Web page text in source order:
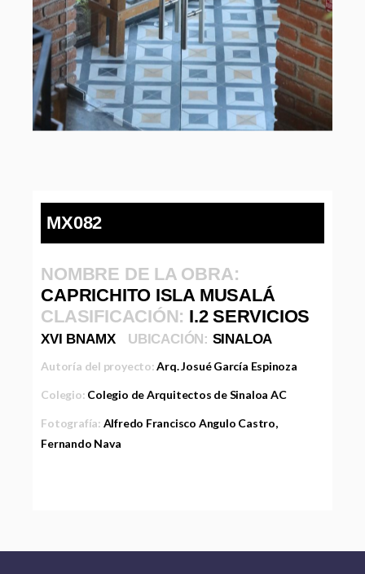
MX082
NOMBRE DE LA OBRA:
CAPRICHITO ISLA MUSALÁ
CLASIFICACIÓN: I.2 SERVICIOS
XVI BNAMX UBICACIÓN: SINALOA
Autoría del proyecto:Arq. Josué García Espinoza
Colegio: Colegio de Arquitectos de Sinaloa AC
Fotografía: Alfredo Francisco Angulo Castro,
Fernando Nava